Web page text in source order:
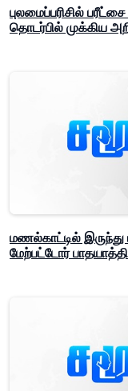
புலமைப்பரிசில்
தொடர்பில் முக்கிய
மணல்காட்டில்
மேற்பட்டோர்